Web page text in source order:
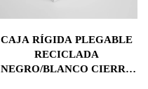
CAJA RÍGIDA PLEGABLE
RECICLADA
NEGRO/BLANCO CIERRE